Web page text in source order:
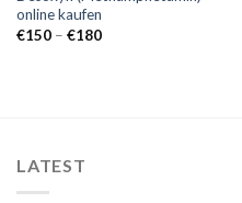
online kaufen
€150 – €180Preisspanne:
LATEST